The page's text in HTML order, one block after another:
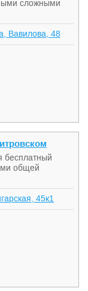
сложными
Вавилова, 48
бесплатный
общей
45к1